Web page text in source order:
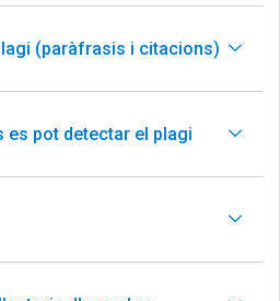
(paràfrasis i citacions)
es pot detectar el plagi